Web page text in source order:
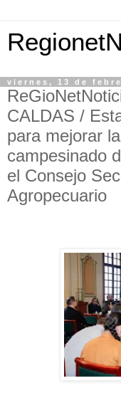
viernes, 13 de
CALDAS /
para mejorar
campesinado
el Consejo
Agropecuario